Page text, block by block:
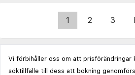
1 2 3
Vi förbihåller oss om att prisförändringar
söktillfälle till dess att bokning